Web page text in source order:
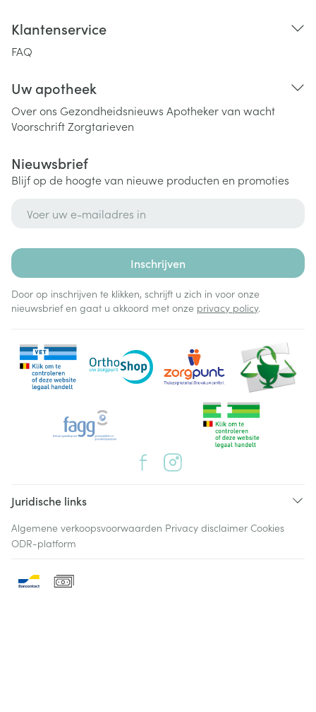
Klantenservice
FAQ
Uw apotheek
Over ons Gezondheidsnieuws Apotheker van wacht
VoorschriftZorgtarieven
Nieuwsbrief
Blijf op de hoogte van nieuwe producten en promoties
Inschrijven
Door op inschrijven te klikken, schrijft u zich in voor onze
nieuwsbrief en gaat u akkoord met onze privacy policy.
Juridische links
Algemene verkoopsvoorwaarden Privacy disclaimer Cookies
ODR-platform